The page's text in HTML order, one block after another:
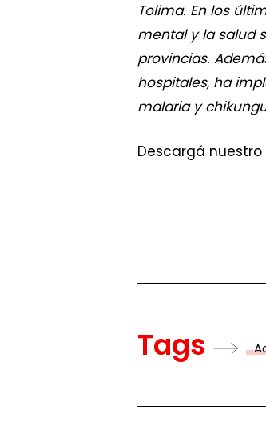
Tolima. En los
mental y la salud
provincias.
hospitales, ha
malaria y
Descargá
Tags